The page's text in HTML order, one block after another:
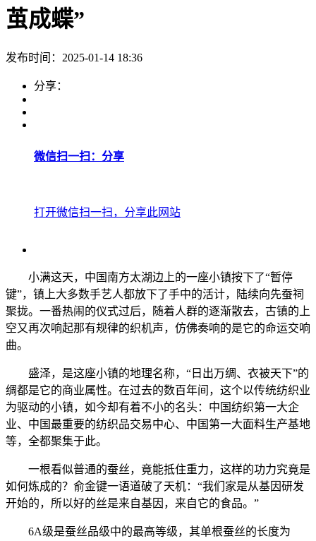
茧成蝶”
发布时间：2025-01-14 18:36
分享：
微信扫一扫：分享
打开微信扫一扫，分享此网站
小满这天，中国南方太湖边上的一座小镇按下了“暂停
键”，镇上大多数手艺人都放下了手中的活计，陆续向先蚕祠
聚拢。一番热闹的仪式过后，随着人群的逐渐散去，古镇的上
空又再次响起那有规律的织机声，仿佛奏响的是它的命运交响
曲。
盛泽，是这座小镇的地理名称，“日出万绸、衣被天下”的
绸都是它的商业属性。在过去的数百年间，这个以传统纺织业
为驱动的小镇，如今却有着不小的名头：中国纺织第一大企
业、中国最重要的纺织品交易中心、中国第一大面料生产基地
等，全都聚集于此。
一根看似普通的蚕丝，竟能抵住重力，这样的功力究竟是
如何炼成的？俞金键一语道破了天机：“我们家是从基因研发
开始的，所以好的丝是来自基因，来自它的食品。”
6A级是蚕丝品级中的最高等级，其单根蚕丝的长度为